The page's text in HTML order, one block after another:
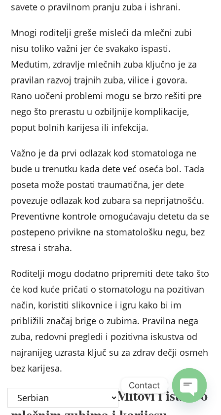
savete o pravilnom pranju zuba i ishrani.
Mnogi roditelji greše misleći da mlečni zubi
nisu toliko važni jer će svakako ispasti.
Međutim, zdravlje mlečnih zuba ključno je za
pravilan razvoj trajnih zuba, vilice i govora.
Rano uočeni problemi mogu se brzo rešiti pre
nego što prerastu u ozbiljnije komplikacije,
poput bolnih karijesa ili infekcija.
Važno je da prvi odlazak kod stomatologa ne
bude u trenutku kada dete već oseća bol. Tada
poseta može postati traumatična, jer dete
povezuje odlazak kod zubara sa neprijatnošću.
Preventivne kontrole omogućavaju detetu da se
postepeno privikne na stomatološku negu, bez
stresa i straha.
Roditelji mogu dodatno pripremiti dete tako što
će kod kuće pričati o stomatologu na pozitivan
način, koristiti slikovnice i igru kako bi im
približili značaj brige o zubima. Pravilna nega
zuba, redovni pregledi i pozitivna iskustva od
najranijeg uzrasta ključ su za zdrav dečji osmeh
bez karijesa.
Karijes kod dece: Mitovi i istine o
Contact